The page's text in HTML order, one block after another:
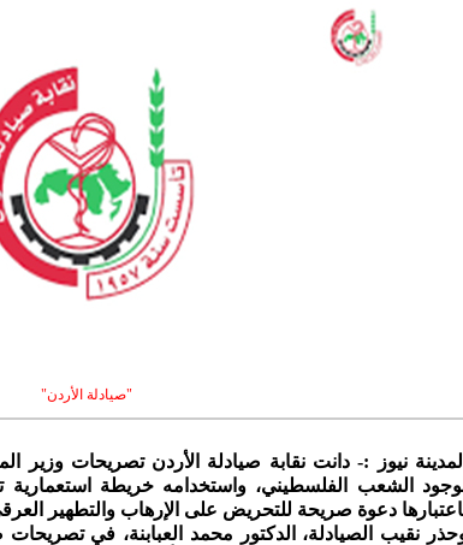
"صيادلة الأردن"
المدينة نيوز :- دانت نقابة صيادلة الأردن تصريحات وزير
الشعب الفلسطيني، واستخدامه خريطة استعمارية
دعوة صريحة للتحريض على الإرهاب والتطهير
نقيب الصيادلة، الدكتور محمد العبابنة، في